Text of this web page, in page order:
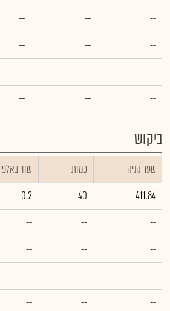
--
--
--
--
--
--
--
--
--
--
--
--
ביקוש
שער קניה כמות ₪ שווי באלפי
411.84
40
0.2
--
--
--
--
--
--
--
--
--
--
--
--